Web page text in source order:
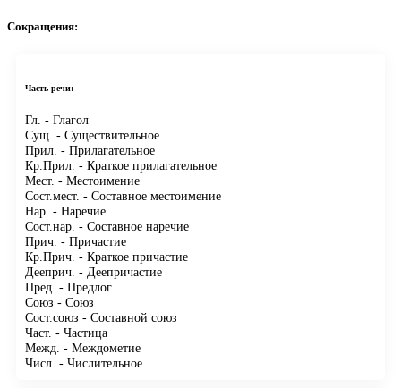
Сокращения:
Часть речи:
Гл. - Глагол
Сущ. - Существительное
Прил. - Прилагательное
Кр.Прил. - Краткое прилагательное
Мест. - Местоимение
Сост.мест. - Составное местоимение
Нар. - Наречие
Сост.нар. - Составное наречие
Прич. - Причастие
Кр.Прич. - Краткое причастие
Дееприч. - Деепричастие
Пред. - Предлог
Союз - Союз
Сост.союз - Составной союз
Част. - Частица
Межд. - Междометие
Числ. - Числительное